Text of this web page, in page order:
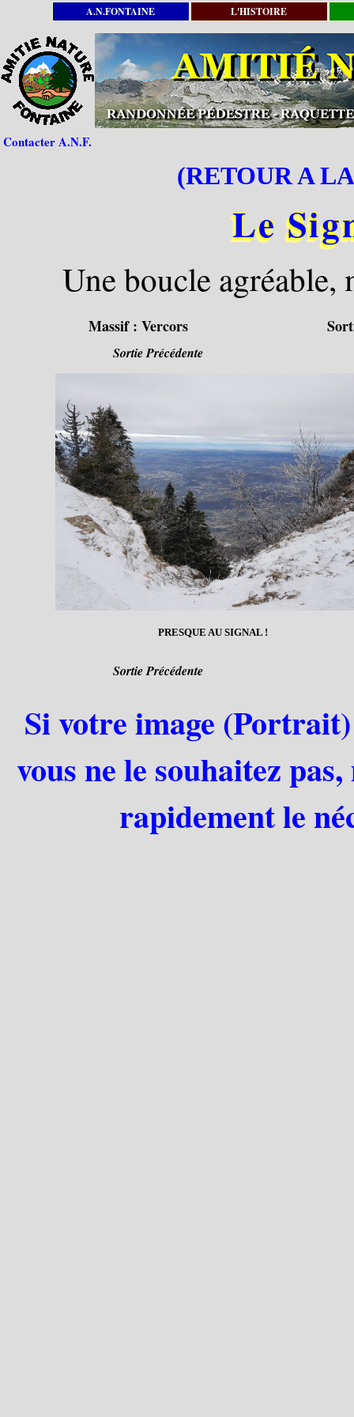
A.N.FONTAINE L'HISTOIRE
Contacter A.N.F.
(RETOUR A
Le
Une boucle agréable,
Massif : Vercors
Sortie Précédente
PRESQUE AU SIGNAL !
Sortie Précédente
Si votre image
vous ne le souhaitez
rapidement le